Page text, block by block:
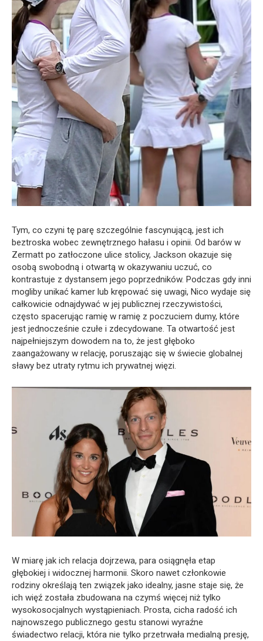
Tym, co czyni tę parę szczególnie fascynującą, jest ich
beztroska wobec zewnętrznego hałasu i opinii. Od barów w
Zermatt po zatłoczone ulice stolicy, Jackson okazuje się
osobą swobodną i otwartą w okazywaniu uczuć, co
kontrastuje z dystansem jego poprzedników. Podczas gdy inni
mogliby unikać kamer lub krępować się uwagi, Nico wydaje się
całkowicie odnajdywać w jej publicznej rzeczywistości,
często spacerując ramię w ramię z poczuciem dumy, które
jest jednocześnie czułe i zdecydowane. Ta otwartość jest
najpełniejszym dowodem na to, że jest głęboko
zaangażowany w relację, poruszając się w świecie globalnej
sławy bez utraty rytmu ich prywatnej więzi.
W miarę jak ich relacja dojrzewa, para osiągnęła etap
głębokiej i widocznej harmonii. Skoro nawet członkowie
rodziny określają ten związek jako idealny, jasne staje się, że
ich więź została zbudowana na czymś więcej niż tylko
wysokosocjalnych wystąpieniach. Prosta, cicha radość ich
najnowszego publicznego gestu stanowi wyraźne
świadectwo relacji, która nie tylko przetrwała medialną presję,